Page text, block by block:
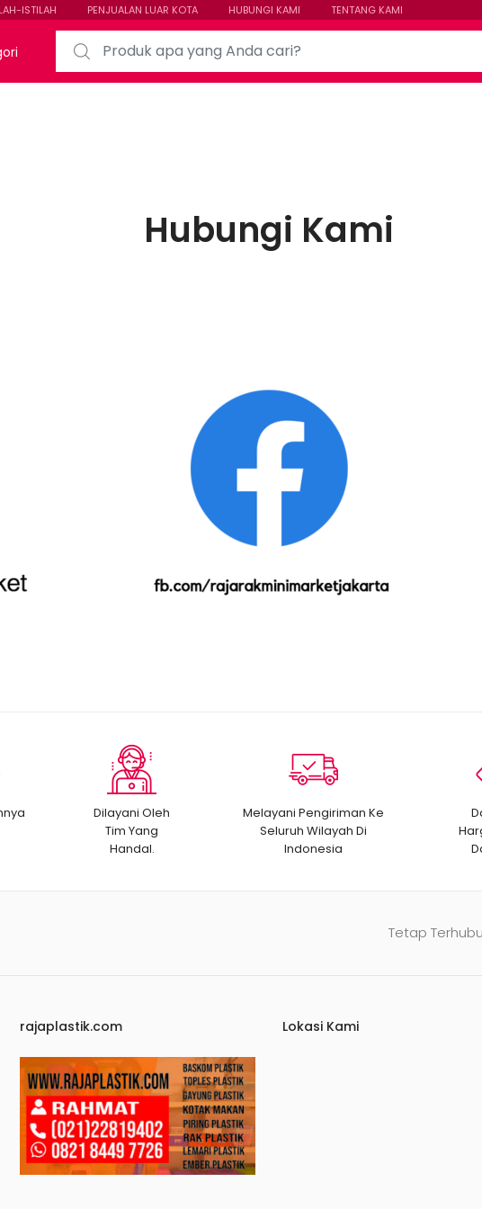
ISTILAH PENJUALAN LUAR KOTA HUBUNGI KAMI TENTANG KAMI
Search for:
Hubungi Kami
Dilayani Oleh
Tim Yang
Handal.
Melayani Pengiriman Ke
Seluruh Wilayah Di
Indonesia
Tetap
rajaplastik.com Lokasi Kami